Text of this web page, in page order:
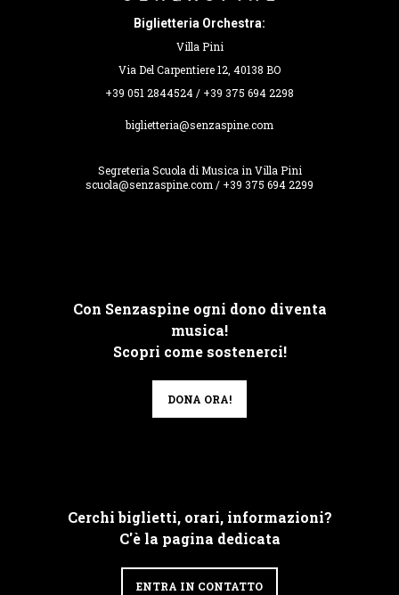
Biglietteria Orchestra:
Villa Pini
Via Del Carpentiere 12, 40138 BO
+39 051 2844524 / +39 375 694 2298
biglietteria@senzaspine.com
Segreteria Scuola di Musica in Villa Pini
scuola@senzaspine.com / +39 375 694 2299
Con Senzaspine ogni dono diventa
musica!
Scopri come sostenerci!
DONA ORA!
Cerchi biglietti, orari, informazioni?
C'è la pagina dedicata
ENTRA IN CONTATTO